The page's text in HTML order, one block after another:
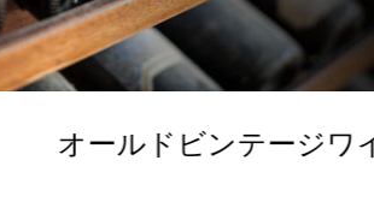
オールドビンテージワイン